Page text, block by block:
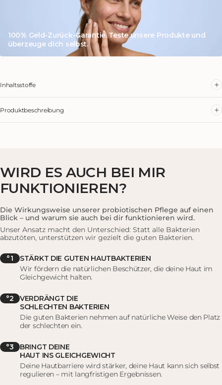
100% Geld-Zurück-Garantie. Teste unsere Produkte und
überzeuge dich selbst.
Inhaltsstoffe
Produktbeschreibung
WIRD ES AUCH BEI MIR
FUNKTIONIEREN?
Die Wirkungsweise unserer probiotischen Pflege auf einen
Blick – und warum sie auch bei dir funktionieren wird.
Unser Ansatz macht den Unterschied: Statt alle Bakterien
abzutöten, unterstützen wir gezielt die guten Bakterien.
°1
STÄRKT DIE GUTEN HAUTBAKTERIEN
Wir fördern die natürlichen Beschützer, die deine Haut im
Gleichgewicht halten.
°2
VERDRÄNGT DIE
SCHLECHTEN BAKTERIEN
Die guten Bakterien nehmen auf natürliche Weise den Platz
der schlechten ein.
°3
BRINGT DEINE
HAUT INS GLEICHGEWICHT
Deine Hautbarriere wird stärker, deine Haut kann sich selbst
regulieren – mit langfristigen Ergebnissen.